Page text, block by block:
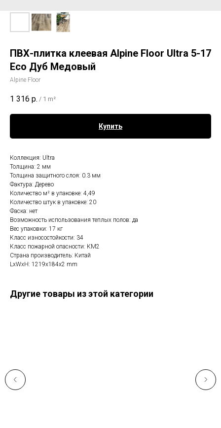
ПВХ-плитка клеевая Alpine Floor Ultra 5-17
Eco Дуб Медовый
Alpine Floor
1 316 р. / 1 m²
Купить
Коллекция: Ultra
Толщина: 2 мм
Толщина защитного слоя: 0.3 мм
Фактура: Дерево
Количество м² в упаковке: 4,49
Количество штук в упаковке: 20
Фаска: нет
Возможность использования теплых полов: да
Вес упаковки: 17 кг
Класс износостойкости: 34
Класс пожарной опасности: КМ2
Страна производитель: Китай
LxWxH: 1219x184x2 mm
Другие товары из этой категории